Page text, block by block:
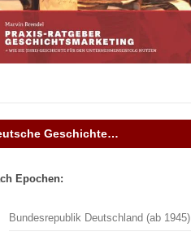
Geschichte…
Epochen:
Bundesrepublik Deutschland (ab 1945)